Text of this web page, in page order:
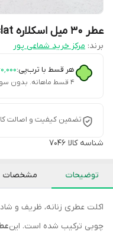
عطر ۳۰ میل اسکلاره Eclat کد کالا ۷۰۴۶
برند: مرکز خرید شماعی پور
هر قسط با ترب‌پی:
۴ قسط ماهانه. بدون سود، چک و ضامن.
تضمین کیفیت و اصالت
شناسه کالا ۷۰۴۶
توضیحات مشخصات
اکلت عطری زنانه، ظریف و
چوبی ترکیب شده است. این